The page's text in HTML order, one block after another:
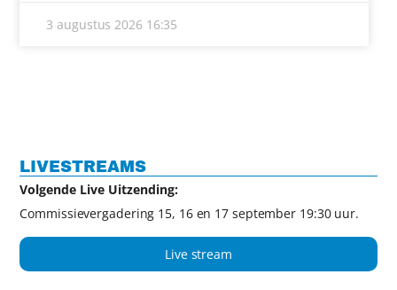
3 augustus 2026 16:35
LIVESTREAMS
Volgende Live Uitzending:
Commissievergadering 15, 16 en 17 september 19:30 uur.
Live stream